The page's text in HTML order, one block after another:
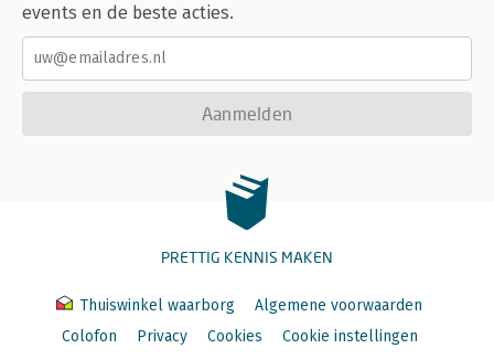
events en de beste acties.
Aanmelden
PRETTIG KENNIS MAKEN
Thuiswinkel waarborg
Algemene voorwaarden
Colofon
Privacy Cookies
Cookie instellingen